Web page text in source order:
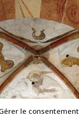
le consentement